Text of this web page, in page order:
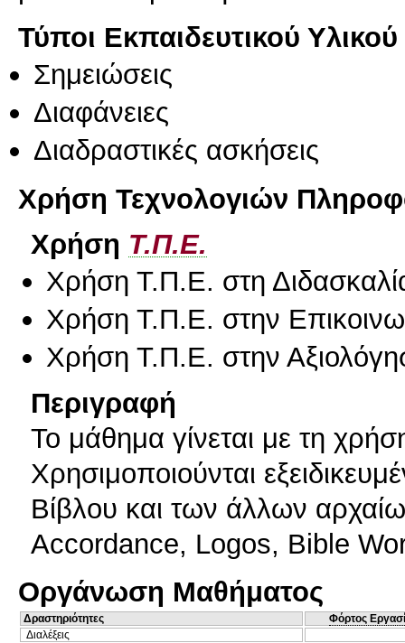
Τύποι Εκπαιδευτικού Υλικού
Σημειώσεις
Διαφάνειες
Διαδραστικές ασκήσεις
Χρήση Τεχνολογιών
Χρήση Τ.Π.Ε.
Χρήση Τ.Π.Ε. στη
Χρήση Τ.Π.Ε. στην
Χρήση Τ.Π.Ε. στην
Περιγραφή
Το μάθημα γίνεται με τη
Χρησιμοποιούνται
Βίβλου και των άλλων
Accordance, Logos, Bible
Οργάνωση Μαθήματος
Δραστηριότητες
Φόρτος
Διαλέξεις